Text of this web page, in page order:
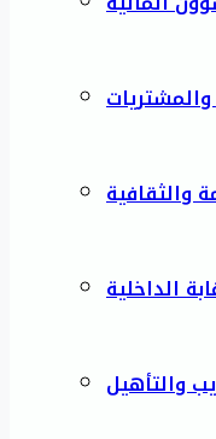
والمشتريات
والثقافية
الداخلية
والتأهيل